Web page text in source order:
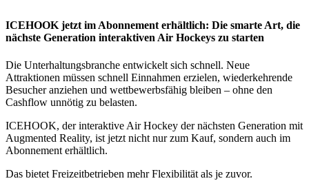
ICEHOOK jetzt im Abonnement erhältlich: Die smarte Art, die
nächste Generation interaktiven Air Hockeys zu starten
Die Unterhaltungsbranche entwickelt sich schnell. Neue
Attraktionen müssen schnell Einnahmen erzielen, wiederkehrende
Besucher anziehen und wettbewerbsfähig bleiben – ohne den
Cashflow unnötig zu belasten.
ICEHOOK, der interaktive Air Hockey der nächsten Generation mit
Augmented Reality, ist jetzt nicht nur zum Kauf, sondern auch im
Abonnement erhältlich.
Das bietet Freizeitbetrieben mehr Flexibilität als je zuvor.